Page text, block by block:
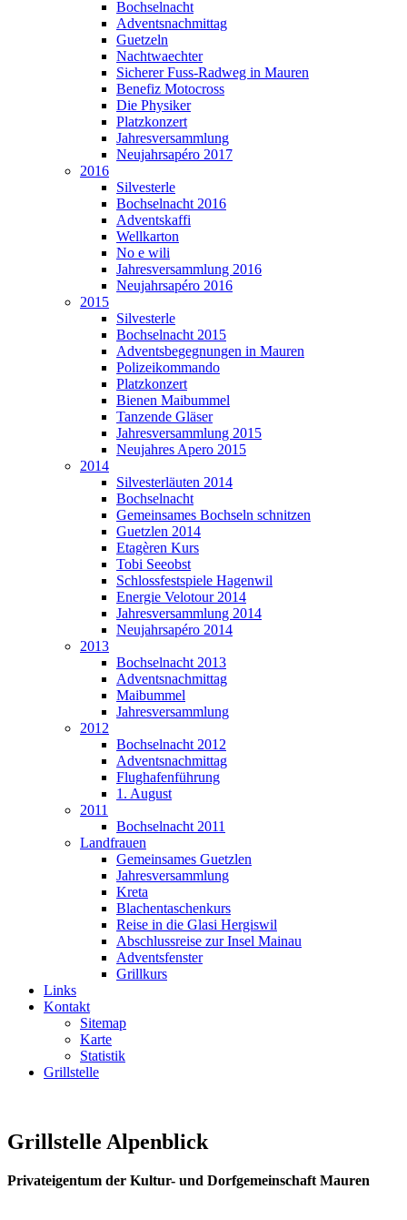
Bochselnacht
Adventsnachmittag
Guetzeln
Nachtwaechter
Sicherer Fuss-Radweg in Mauren
Benefiz Motocross
Die Physiker
Platzkonzert
Jahresversammlung
Neujahrsapéro 2017
2016
Silvesterle
Bochselnacht 2016
Adventskaffi
Wellkarton
No e wili
Jahresversammlung 2016
Neujahrsapéro 2016
2015
Silvesterle
Bochselnacht 2015
Adventsbegegnungen in Mauren
Polizeikommando
Platzkonzert
Bienen Maibummel
Tanzende Gläser
Jahresversammlung 2015
Neujahres Apero 2015
2014
Silvesterläuten 2014
Bochselnacht
Gemeinsames Bochseln schnitzen
Guetzlen 2014
Etagèren Kurs
Tobi Seeobst
Schlossfestspiele Hagenwil
Energie Velotour 2014
Jahresversammlung 2014
Neujahrsapéro 2014
2013
Bochselnacht 2013
Adventsnachmittag
Maibummel
Jahresversammlung
2012
Bochselnacht 2012
Adventsnachmittag
Flughafenführung
1. August
2011
Bochselnacht 2011
Landfrauen
Gemeinsames Guetzlen
Jahresversammlung
Kreta
Blachentaschenkurs
Reise in die Glasi Hergiswil
Abschlussreise zur Insel Mainau
Adventsfenster
Grillkurs
Links
Kontakt
Sitemap
Karte
Statistik
Grillstelle
Grillstelle Alpenblick
Privateigentum der Kultur- und Dorfgemeinschaft Mauren